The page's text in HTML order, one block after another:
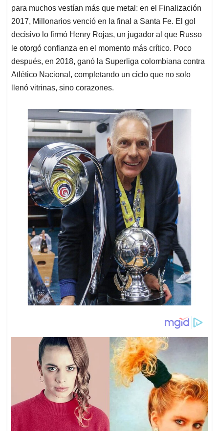
para muchos vestían más que metal: en el Finalización
2017, Millonarios venció en la final a Santa Fe. El gol
decisivo lo firmó Henry Rojas, un jugador al que Russo
le otorgó confianza en el momento más crítico. Poco
después, en 2018, ganó la Superliga colombiana contra
Atlético Nacional, completando un ciclo que no solo
llenó vitrinas, sino corazones.